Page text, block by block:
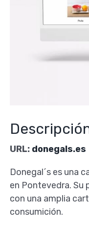
URL: donegals.es
Donegal´s es una
en Pontevedra. Su
con una amplia
consumición.